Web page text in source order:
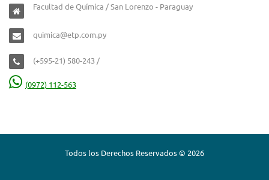
Facultad de Química / San Lorenzo - Paraguay
quimica@etp.com.py
(+595-21) 580-243 /
(0972) 112-563
Todos los Derechos Reservados © 2026